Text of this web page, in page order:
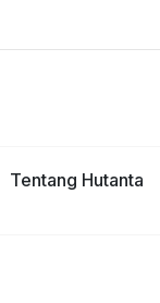
Tentang Hutanta